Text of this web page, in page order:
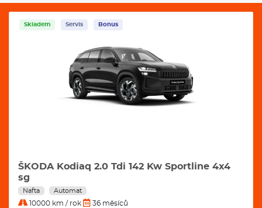
Skladem Servis Bonus
ŠKODA Kodiaq 2.0 Tdi 142 Kw Sportline 4x4
sg
Nafta Automat
10000 km / rok 36 měsíců